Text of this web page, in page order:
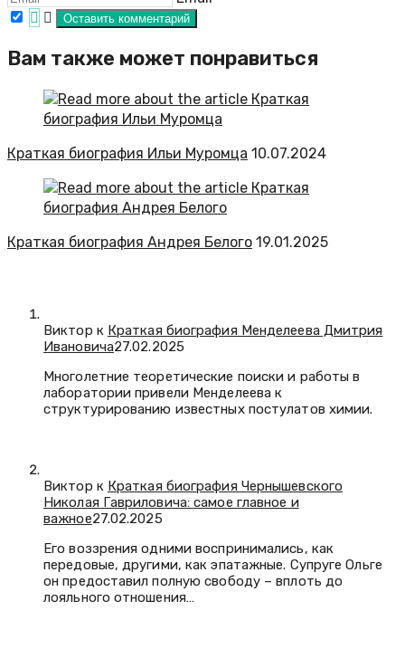
Вам также может понравиться
Краткая биография Ильи Муромца 10.07.2024
Краткая биография Андрея Белого 19.01.2025
Виктор к Краткая биография Менделеева Дмитрия
Ивановича27.02.2025
Многолетние теоретические поиски и работы в
лаборатории привели Менделеева к
структурированию известных постулатов химии.
Виктор к Краткая биография Чернышевского
Николая Гавриловича: самое главное и
важное27.02.2025
Его воззрения одними воспринимались, как
передовые, другими, как эпатажные. Супруге Ольге
он предоставил полную свободу – вплоть до
лояльного отношения…